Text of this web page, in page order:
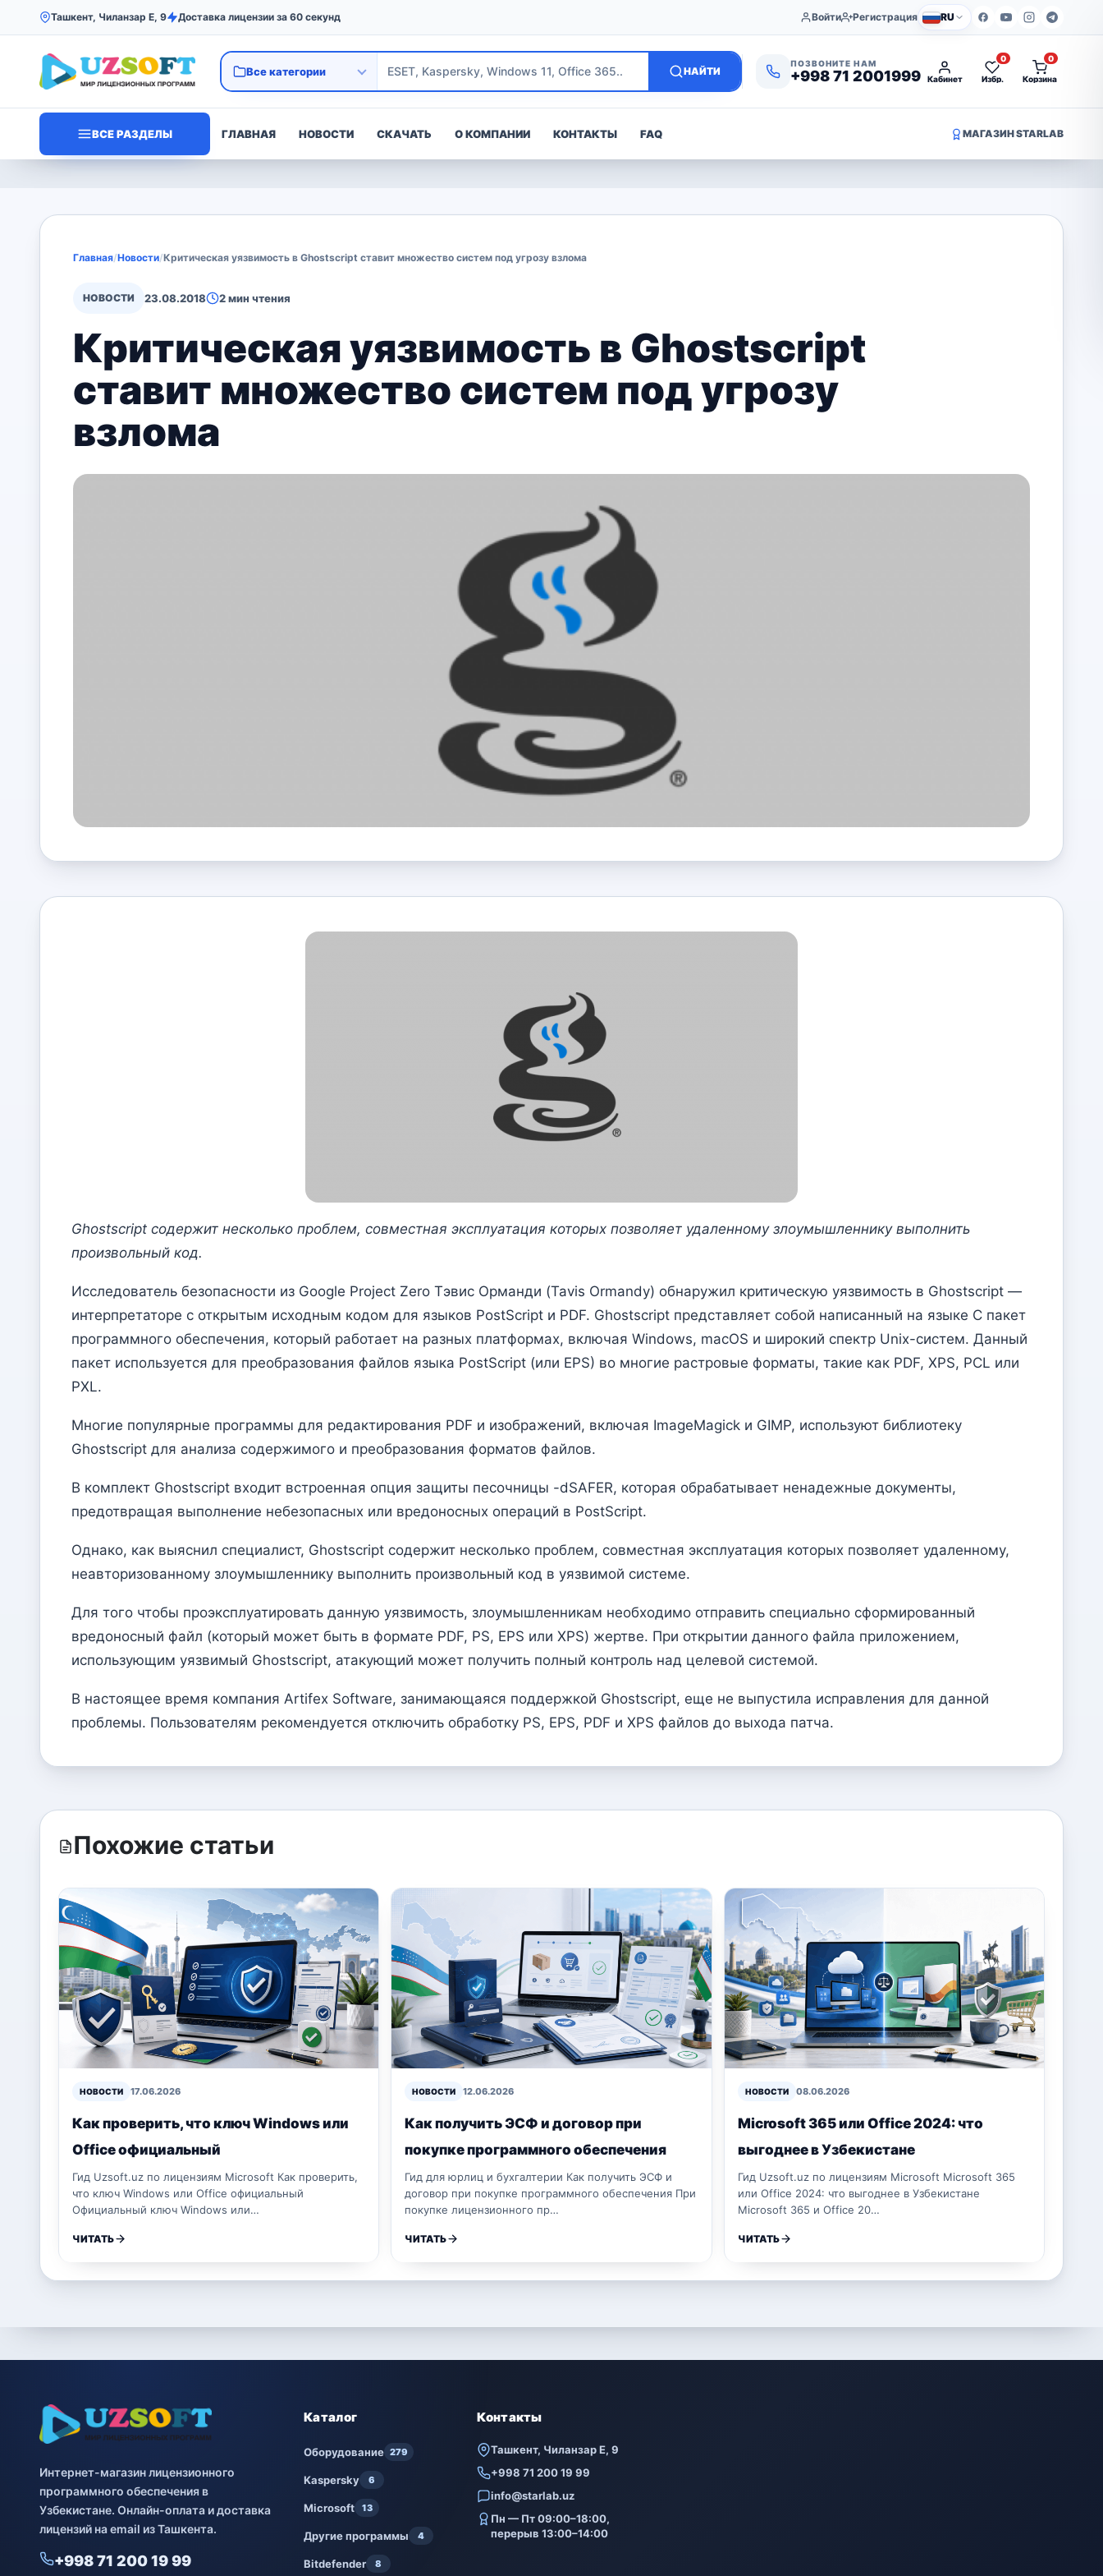
Ташкент, Чиланзар Е, 9 Доставка лицензии за 60 секунд Войти Регистрация RU
НАЙТИ
ПОЗВОНИТЕ НАМ
+998 71 2001999 Кабинет Избр.
0
Корзина
0
ВСЕ РАЗДЕЛЫ ГЛАВНАЯ НОВОСТИ СКАЧАТЬ О КОМПАНИИ КОНТАКТЫ FAQ МАГАЗИН STARLAB
Главная/Новости/Критическая уязвимость в Ghostscript ставит множество систем под угрозу взлома
НОВОСТИ 23.08.2018 2 мин чтения
Критическая уязвимость в Ghostscript
ставит множество систем под угрозу
взлома
Ghostscript содержит несколько проблем, совместная эксплуатация которых позволяет удаленному злоумышленнику выполнить
произвольный код.
Исследователь безопасности из Google Project Zero Тэвис Орманди (Tavis Ormandy) обнаружил критическую уязвимость в Ghostscript —
интерпретаторе с открытым исходным кодом для языков PostScript и PDF. Ghostscript представляет собой написанный на языке C пакет
программного обеспечения, который работает на разных платформах, включая Windows, macOS и широкий спектр Unix-систем. Данный
пакет используется для преобразования файлов языка PostScript (или EPS) во многие растровые форматы, такие как PDF, XPS, PCL или
PXL.
Многие популярные программы для редактирования PDF и изображений, включая ImageMagick и GIMP, используют библиотеку
Ghostscript для анализа содержимого и преобразования форматов файлов.
В комплект Ghostscript входит встроенная опция защиты песочницы -dSAFER, которая обрабатывает ненадежные документы,
предотвращая выполнение небезопасных или вредоносных операций в PostScript.
Однако, как выяснил специалист, Ghostscript содержит несколько проблем, совместная эксплуатация которых позволяет удаленному,
неавторизованному злоумышленнику выполнить произвольный код в уязвимой системе.
Для того чтобы проэксплуатировать данную уязвимость, злоумышленникам необходимо отправить специально сформированный
вредоносный файл (который может быть в формате PDF, PS, EPS или XPS) жертве. При открытии данного файла приложением,
использующим уязвимый Ghostscript, атакующий может получить полный контроль над целевой системой.
В настоящее время компания Artifex Software, занимающаяся поддержкой Ghostscript, еще не выпустила исправления для данной
проблемы. Пользователям рекомендуется отключить обработку PS, EPS, PDF и XPS файлов до выхода патча.
Похожие статьи
НОВОСТИ 17.06.2026
Как проверить, что ключ Windows или
Office официальный
Гид Uzsoft.uz по лицензиям Microsoft Как проверить,
что ключ Windows или Office официальный
Официальный ключ Windows или…
ЧИТАТЬ
НОВОСТИ 12.06.2026
Как получить ЭСФ и договор при
покупке программного обеспечения
Гид для юрлиц и бухгалтерии Как получить ЭСФ и
договор при покупке программного обеспечения При
покупке лицензионного пр…
ЧИТАТЬ
НОВОСТИ 08.06.2026
Microsoft 365 или Office 2024: что
выгоднее в Узбекистане
Гид Uzsoft.uz по лицензиям Microsoft Microsoft 365
или Office 2024: что выгоднее в Узбекистане
Microsoft 365 и Office 20…
ЧИТАТЬ
Интернет-магазин лицензионного
программного обеспечения в
Узбекистане. Онлайн-оплата и доставка
лицензий на email из Ташкента.
+998 71 200 19 99
Каталог
Оборудование 279
Kaspersky 6
Microsoft 13
Другие программы 4
Bitdefender 8
Контакты
Ташкент, Чиланзар Е, 9
+998 71 200 19 99
info@starlab.uz
Пн — Пт 09:00–18:00,
перерыв 13:00–14:00